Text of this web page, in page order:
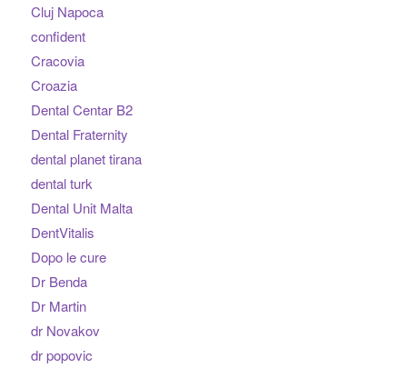
Cluj Napoca
confident
Cracovia
Croazia
Dental Centar B2
Dental Fraternity
dental planet tirana
dental turk
Dental Unit Malta
DentVitalis
Dopo le cure
Dr Benda
Dr Martin
dr Novakov
dr popovic